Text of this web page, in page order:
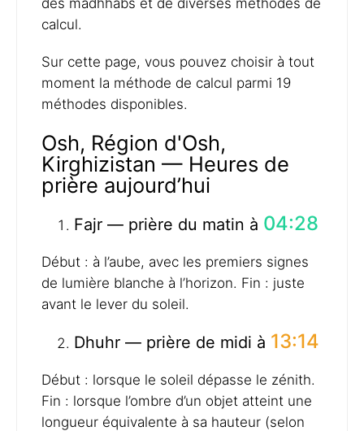
des madhhabs et de diverses méthodes de
calcul.
Sur cette page, vous pouvez choisir à tout
moment la méthode de calcul parmi 19
méthodes disponibles.
Osh, Région d'Osh,
Kirghizistan — Heures de
prière aujourd’hui
Fajr — prière du matin à 04:28
Début : à l’aube, avec les premiers signes
de lumière blanche à l’horizon. Fin : juste
avant le lever du soleil.
Dhuhr — prière de midi à 13:14
Début : lorsque le soleil dépasse le zénith.
Fin : lorsque l’ombre d’un objet atteint une
longueur équivalente à sa hauteur (selon